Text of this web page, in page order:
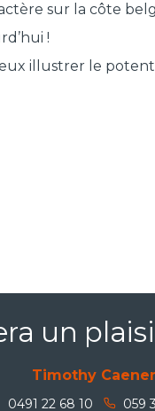
sur la côte
!
illustrer le
un
Timothy
0491 22 68 10 059